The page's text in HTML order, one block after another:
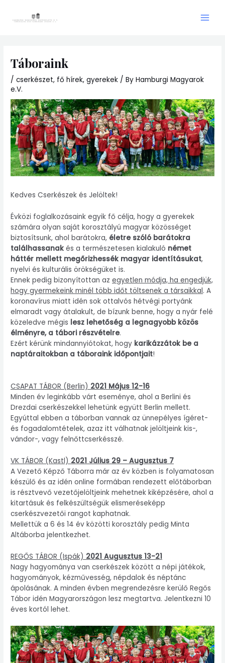
Táboraink
/cserkészet, fő hírek,gyerekek / ByHamburgi Magyarok
e.V.
Kedves Cserkészek és Jelöltek!
Évközi foglalkozásaink egyik fő célja, hogy a gyerekek
számára olyan saját korosztályú magyar közösséget
biztosítsunk, ahol barátokra, életre szóló barátokra
találhassanak és a természetesen kialakuló német
háttér mellett megőrizhessék magyar identításukat,
nyelvi és kulturális örökségüket is.
Ennek pedig bizonyítottan azegyetlen módja, ha engedjük,
hogy gyermekeink minél több időt töltsenek a társaikkal. A
koronavírus miatt idén sok ottalvós hétvégi portyánk
elmaradt vagy átalakult, de bízunk benne, hogy a nyár felé
közeledve mégis lesz lehetőség a legnagyobb közös
élményre, a tábori részvételre.
Ezért kérünk mindannyiótokat, hogy karikázzátok be a
naptáraitokban a táboraink időpontjait!
CSAPAT TÁBOR (Berlin) 2021 Május 12-16
Minden év leginkább várt eseménye, ahol a Berlini és
Drezdai cserkészekkel lehetünk együtt Berlin mellett.
Egyúttal ebben a táborban vannak az ünnepélyes ígéret-
és fogadalomtételek, azaz itt válhatnak jelöltjeink kis-,
vándor-, vagy felnőttcserkésszé.
VK TÁBOR (Kastl) 2021 Július 29 – Augusztus 7
A Vezető Képző Táborra már az év közben is folyamatosan
készülő és az idén online formában rendezett előtáborban
is résztvevő vezetőjelöltjeink mehetnek kiképzésére, ahol a
kitartásuk és felkészültségük elismeréseképp
cserkészvezetői rangot kaphatnak.
Mellettük a 6 és 14 év közötti korosztály pedig Minta
Altáborba jelentkezhet.
REGŐS TÁBOR (Ispák) 2021 Augusztus 13-21
Nagy hagyománya van cserkészek között a népi játékok,
hagyományok, kézművesség, népdalok és néptánc
ápolásának. A minden évben megrendezésre kerülő Regős
Tábor idén Magyarországon lesz megtartva. Jelentkezni 10
éves kortól lehet.